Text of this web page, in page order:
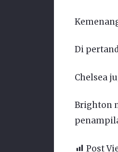
Di
Chelsea
Brighton
Post